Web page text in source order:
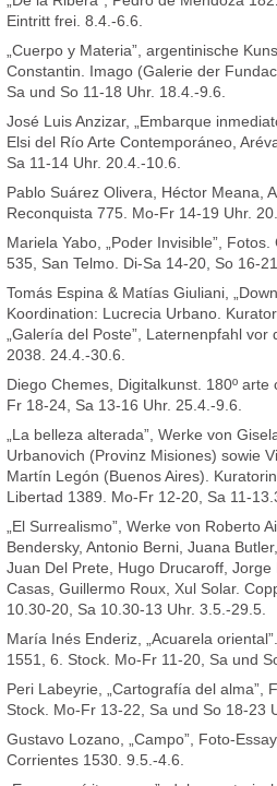
Eintritt frei. 8.4.-6.6.
„Cuerpo y Materia”, argentinische
Constantin. Imago (Galerie der
Sa und So 11-18 Uhr. 18.4.-9.6.
José Luis Anzizar, „Embarque
Elsi del Río Arte Contemporáneo,
Sa 11-14 Uhr. 20.4.-10.6.
Pablo Suárez Olivera, Héctor Meana,
Reconquista 775. Mo-Fr 14-19 Uhr.
Mariela Yabo, „Poder Invisible”,
535, San Telmo. Di-Sa 14-20, So 16-
Tomás Espina & Matías Giuliani,
Koordination: Lucrecia Urbano.
„Galería del Poste”, Laternenpfahl
2038. 24.4.-30.6.
Diego Chemes, Digitalkunst. 180º
Fr 18-24, Sa 13-16 Uhr. 25.4.-9.6.
„La belleza alterada”, Werke von
Urbanovich (Provinz Misiones) sowie
Martín Legón (Buenos Aires).
Libertad 1389. Mo-Fr 12-20, Sa 11-
„El Surrealismo”, Werke von Roberto
Bendersky, Antonio Berni, Juana
Juan Del Prete, Hugo Drucaroff,
Casas, Guillermo Roux, Xul Solar.
10.30-20, Sa 10.30-13 Uhr. 3.5.-29.5.
María Inés Enderiz, „Acuarela
1551, 6. Stock. Mo-Fr 11-20, Sa und
Peri Labeyrie, „Cartografía del alma”,
Stock. Mo-Fr 13-22, Sa und So 18-23
Gustavo Lozano, „Campo”, Foto-
Corrientes 1530. 9.5.-4.6.